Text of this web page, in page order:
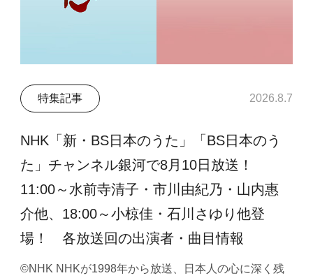
特集記事 2026.8.7
NHK「新・BS日本のうた」「BS日本のう
た」チャンネル銀河で8月10日放送！
11:00～水前寺清子・市川由紀乃・山内惠
介他、18:00～小椋佳・石川さゆり他登
場！ 各放送回の出演者・曲目情報
©NHK NHKが1998年から放送、日本人の心に深く残